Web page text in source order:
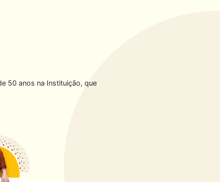
50 anos na Instituição, que